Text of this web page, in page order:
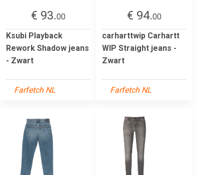
€ 93.00
Ksubi Playback
Rework Shadow jeans
- Zwart
Farfetch NL
€ 94.00
carharttwip Carhartt
WIP Straight jeans -
Zwart
Farfetch NL